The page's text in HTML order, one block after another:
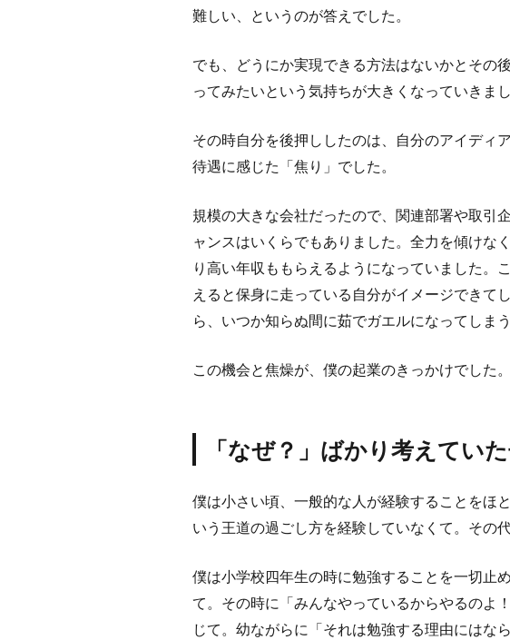
難しい、というのが答えでした。
でも、どうにか実現できる方法はないかとその
ってみたいという気持ちが大きくなっていきま
その時自分を後押ししたのは、自分のアイディ
待遇に感じた「焦り」でした。
規模の大きな会社だったので、関連部署や取引
ャンスはいくらでもありました。全力を傾けな
り高い年収ももらえるようになっていました。
えると保身に走っている自分がイメージできて
ら、いつか知らぬ間に茹でガエルになってしま
この機会と焦燥が、僕の起業のきっかけでした。
「なぜ？」ばかり考えてい
僕は小さい頃、一般的な人が経験することをほ
いう王道の過ごし方を経験していなくて。その
僕は小学校四年生の時に勉強することを一切止
て。その時に「みんなやっているからやるのよ
じて。幼ながらに「それは勉強する理由にはな